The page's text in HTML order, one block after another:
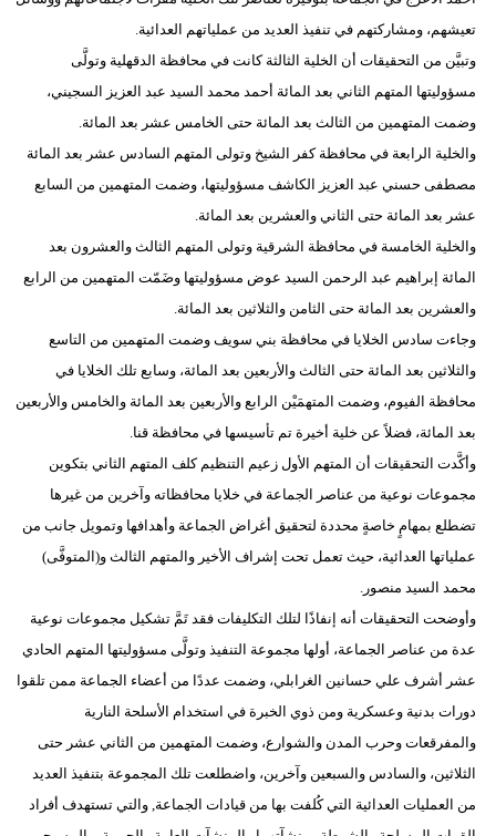
تعيشهم، ومشاركتهم في تنفيذ العديد من عملياتهم العدائية.
وتبيَّن من التحقيقات أن الخلية الثالثة كانت في محافظة الدقهلية وتولَّى
مسؤوليتها المتهم الثاني بعد المائة أحمد محمد السيد عبد العزيز السجيني،
وضمت المتهمين من الثالث بعد المائة حتى الخامس عشر بعد المائة.
والخلية الرابعة في محافظة كفر الشيخ وتولى المتهم السادس عشر بعد المائة
مصطفى حسني عبد العزيز الكاشف مسؤوليتها، وضمت المتهمين من السابع
عشر بعد المائة حتى الثاني والعشرين بعد المائة.
والخلية الخامسة في محافظة الشرقية وتولى المتهم الثالث والعشرون بعد
المائة إبراهيم عبد الرحمن السيد عوض مسؤوليتها وضَمّت المتهمين من الرابع
والعشرين بعد المائة حتى الثامن والثلاثين بعد المائة.
وجاءت سادس الخلايا في محافظة بني سويف وضمت المتهمين من التاسع
والثلاثين بعد المائة حتى الثالث والأربعين بعد المائة، وسابع تلك الخلايا في
محافظة الفيوم، وضمت المتهمَيْن الرابع والأربعين بعد المائة والخامس والأربعين
بعد المائة، فضلاً عن خلية أخيرة تم تأسيسها في محافظة قنا.
وأكَّدت التحقيقات أن المتهم الأول زعيم التنظيم كلف المتهم الثاني بتكوين
مجموعات نوعية من عناصر الجماعة في خلايا محافظاته وآخرين من غيرها
تضطلع بمهامٍ خاصةٍ محددة لتحقيق أغراض الجماعة وأهدافها وتمويل جانب من
عملياتها العدائية، حيث تعمل تحت إشراف الأخير والمتهم الثالث و(المتوفَّى)
محمد السيد منصور.
وأوضحت التحقيقات أنه إنفاذًا لتلك التكليفات فقد تَمَّ تشكيل مجموعات نوعية
عدة من عناصر الجماعة، أولها مجموعة التنفيذ وتولَّى مسؤوليتها المتهم الحادي
عشر أشرف علي حسانين الغرابلي، وضمت عددًا من أعضاء الجماعة ممن تلقوا
دورات بدنية وعسكرية ومن ذوي الخبرة في استخدام الأسلحة النارية
والمفرقعات وحرب المدن والشوارع، وضمت المتهمين من الثاني عشر حتى
الثلاثين، والسادس والسبعين وآخرين، واضطلعت تلك المجموعة بتنفيذ العديد
من العمليات العدائية التي كُلفت بها من قيادات الجماعة, والتي تستهدف أفراد